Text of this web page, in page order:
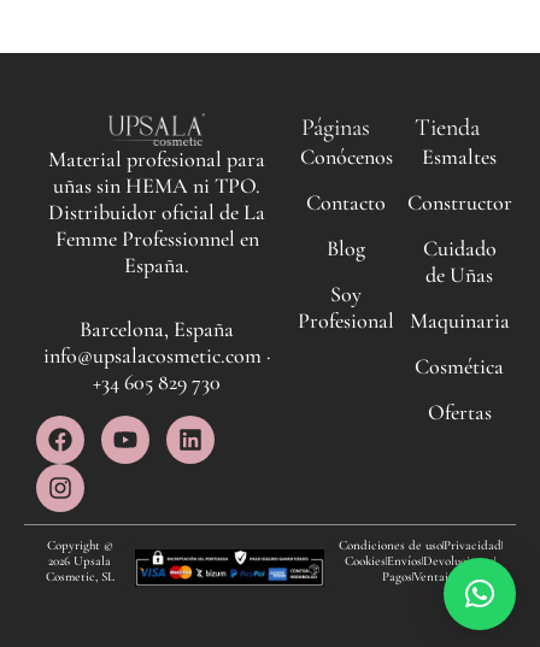
Material profesional para
uñas sin HEMA ni TPO.
Distribuidor oficial de La
Femme Professionnel en
España.
Barcelona, España
info@upsalacosmetic.com ·
+34 605 829 730
F
a
c
e
b
o
o
Y
o
u
b
L
i
e
d
i
n
I
n
s
t
a
g
r
Páginas
Conócenos
Contacto
Blog
Soy
Profesional
Tienda
Esmaltes
Constructor
Cuidado
de Uñas
Maquinaria
Cosmética
Ofertas
Copyright ©
2026 Upsala
Cosmetic, SL
Condiciones de usoPrivacidad
CookiesEnvíosDevoluciones
PagosVentajas